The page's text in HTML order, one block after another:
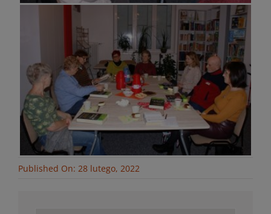
Published On: 28 lutego, 2022